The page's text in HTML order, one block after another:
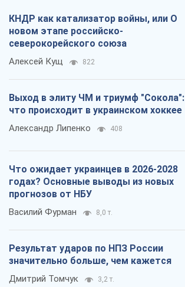
КНДР как катализатор войны, или О
новом этапе российско-
северокорейского союза
Алексей Кущ 822
Выход в элиту ЧМ и триумф "Сокола":
что происходит в украинском хоккее
Александр Липенко 408
Что ожидает украинцев в 2026-2028
годах? Основные выводы из новых
прогнозов от НБУ
Василий Фурман 8,0 т.
Результат ударов по НПЗ России
значительно больше, чем кажется
Дмитрий Томчук 3,2 т.